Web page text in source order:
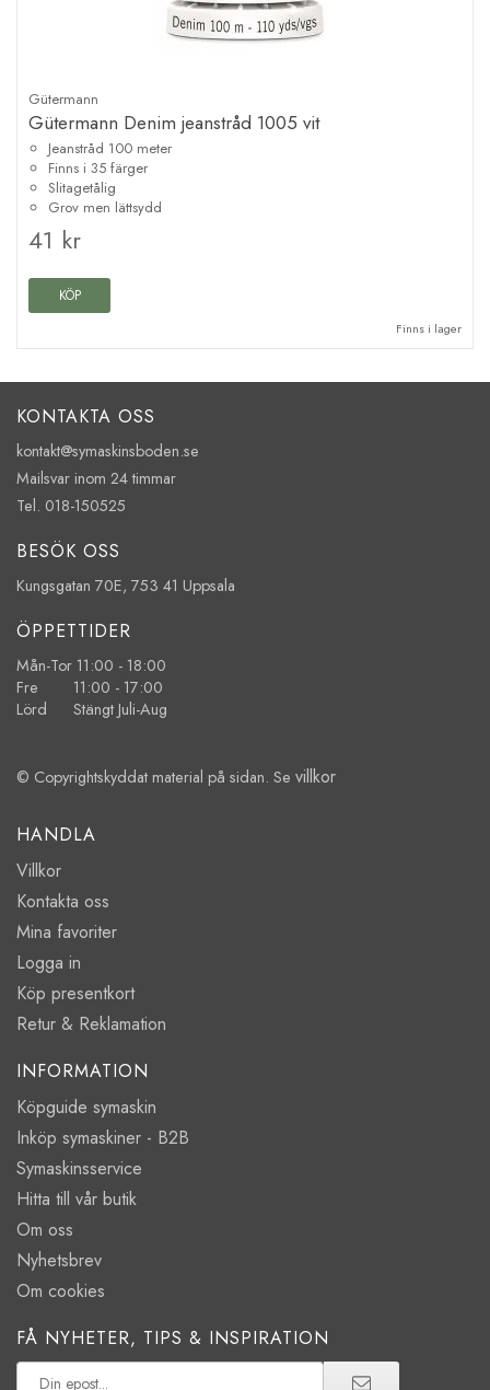
Gütermann
Gütermann Denim jeanstråd 1005 vit
Jeanstråd 100 meter
Finns i 35 färger
Slitagetålig
Grov men lättsydd
41 kr
KÖP
Finns i lager
KONTAKTA OSS
kontakt@symaskinsboden.se
Mailsvar inom 24 timmar
Tel. 018-150525
BESÖK OSS
Kungsgatan 70E, 753 41 Uppsala
ÖPPETTIDER
Mån-Tor 11:00 - 18:00
Fre 11:00 - 17:00
Lörd Stängt Juli-Aug
© Copyrightskyddat material på sidan. Se villkor
HANDLA
Villkor
Kontakta oss
Mina favoriter
Logga in
Köp presentkort
Retur & Reklamation
INFORMATION
Köpguide symaskin
Inköp symaskiner - B2B
Symaskinsservice
Hitta till vår butik
Om oss
Nyhetsbrev
Om cookies
FÅ NYHETER, TIPS & INSPIRATION